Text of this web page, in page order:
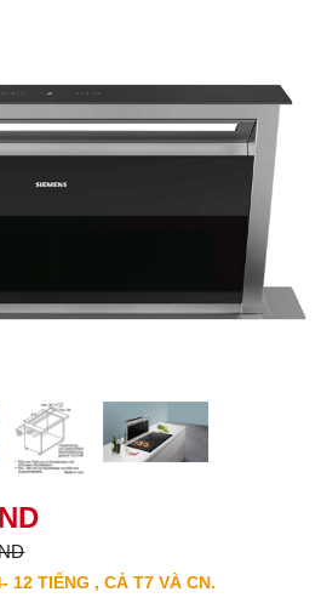
12 TIẾNG , CẢ T7 VÀ CN.